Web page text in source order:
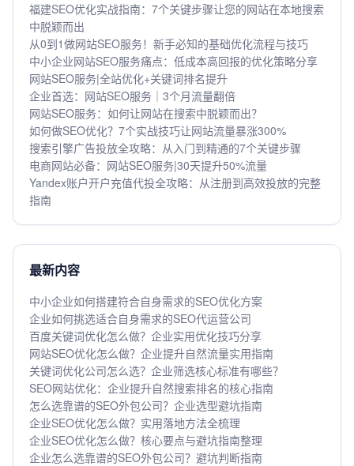
福建SEO优化实战指南：7个关键步骤让您的网站在本地搜索
中脱颖而出
从0到1做网站SEO服务！新手必知的基础优化流程与技巧
中小企业网站SEO服务痛点：低成本高回报的优化策略分享
网站SEO服务|全站优化+关键词排名提升
企业首选：网站SEO服务｜3个月流量翻倍
网站SEO服务：如何让网站在搜索中脱颖而出？
如何做SEO优化？7个实战技巧让网站流量暴涨300%
搜索引擎广告投放全攻略：从入门到精通的7个关键步骤
电商网站必备：网站SEO服务|30天提升50%流量
Yandex账户开户充值代投全攻略：从注册到高效投放的完整
指南
最新内容
中小企业如何搭建符合自身需求的SEO优化方案
企业如何挑选适合自身需求的SEO代运营公司
百度关键词优化怎么做？企业实用优化技巧分享
网站SEO优化怎么做？企业提升自然流量实用指南
关键词优化公司怎么选？企业筛选核心标准有哪些？
SEO网站优化：企业提升自然搜索排名的核心指南
怎么选靠谱的SEO外包公司？企业选型避坑指南
企业SEO优化怎么做？实用落地方法全梳理
企业SEO优化怎么做？核心要点与避坑指南整理
企业怎么选靠谱的SEO外包公司？避坑判断指南